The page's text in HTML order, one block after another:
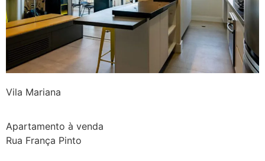
Vila Mariana
Apartamento à venda
Rua França Pinto